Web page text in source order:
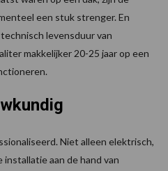
een stuk strenger. En
levensduur van
makkelijker 20-25 jaar op een
Niet alleen elektrisch,
aan de hand van